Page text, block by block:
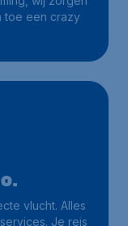
toe een crazy
vlucht. Alles
Je reis